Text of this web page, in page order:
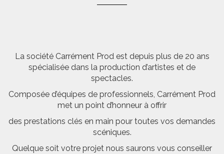
La société Carrément Prod est depuis plus de 20 ans
spécialisée dans la production d’artistes et de
spectacles.
Composée d’équipes de professionnels, Carrément Prod
met un point d’honneur à offrir
des prestations clés en main pour toutes vos demandes
scéniques.
Quelque soit votre projet nous saurons vous conseiller